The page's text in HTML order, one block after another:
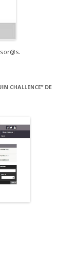
CHALLENCE” DE